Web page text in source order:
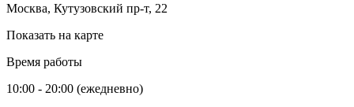
Москва, Кутузовский пр-т, 22
Показать на карте
Время работы
10:00 - 20:00 (ежедневно)